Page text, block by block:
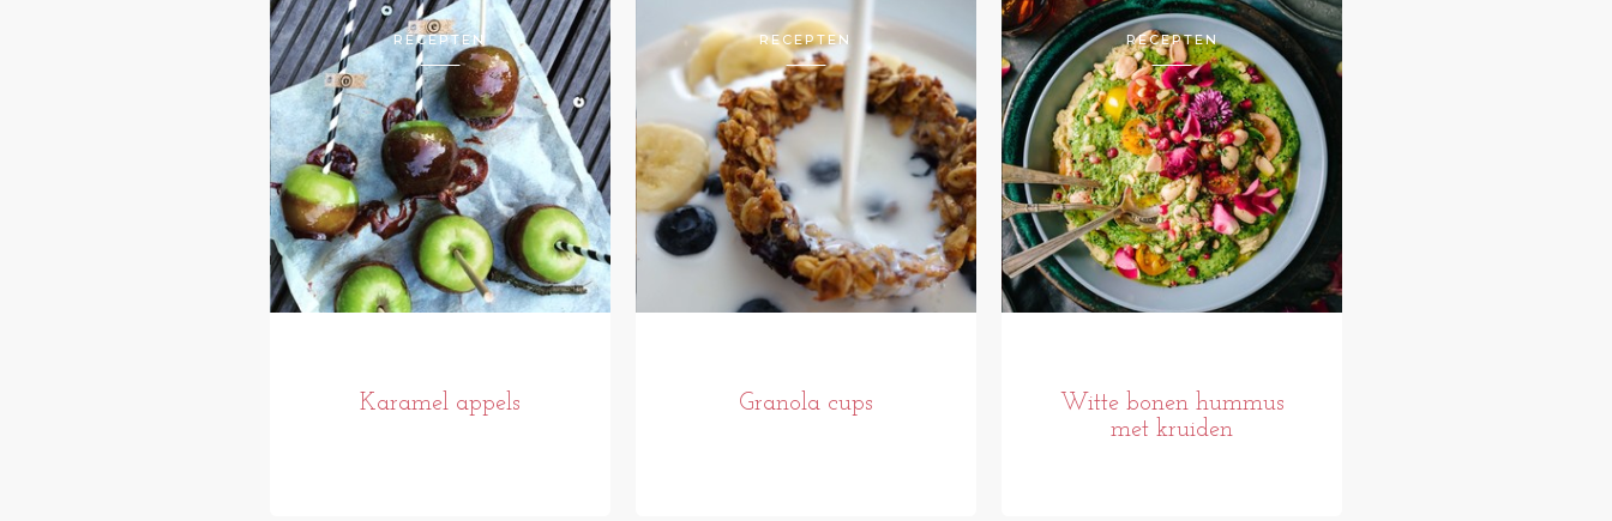
RECEPTEN
Karamel appels
RECEPTEN
Granola cups
RECEPTEN
Witte bonen hummus
met kruiden